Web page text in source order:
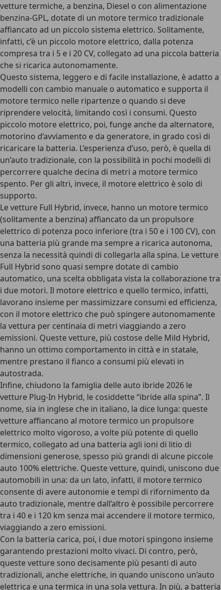
vetture termiche, a benzina, Diesel o con alimentazione
benzina-GPL, dotate di un motore termico tradizionale
affiancato ad un piccolo sistema elettrico. Solitamente,
infatti, c’è un piccolo motore elettrico, dalla potenza
compresa tra i 5 e i 20 CV, collegato ad una piccola batteria
che si ricarica autonomamente.
Questo sistema, leggero e di facile installazione, è adatto a
modelli con cambio manuale o automatico e supporta il
motore termico nelle ripartenze o quando si deve
riprendere velocità, limitando così i consumi. Questo
piccolo motore elettrico, poi, funge anche da alternatore,
motorino d’avviamento e da generatore, in grado così di
ricaricare la batteria. L’esperienza d’uso, però, è quella di
un’auto tradizionale, con la possibilità in pochi modelli di
percorrere qualche decina di metri a motore termico
spento. Per gli altri, invece, il motore elettrico è solo di
supporto.
Le vetture Full Hybrid, invece, hanno un motore termico
(solitamente a benzina) affiancato da un propulsore
elettrico di potenza poco inferiore (tra i 50 e i 100 CV), con
una batteria più grande ma sempre a ricarica autonoma,
senza la necessità quindi di collegarla alla spina. Le vetture
Full Hybrid sono quasi sempre dotate di cambio
automatico, una scelta obbligata vista la collaborazione tra
i due motori. Il motore elettrico e quello termico, infatti,
lavorano insieme per massimizzare consumi ed efficienza,
con il motore elettrico che può spingere autonomamente
la vettura per centinaia di metri viaggiando a zero
emissioni. Queste vetture, più costose delle Mild Hybrid,
hanno un ottimo comportamento in città e in statale,
mentre prestano il fianco a consumi più elevati in
autostrada.
Infine, chiudono la famiglia delle auto ibride 2026 le
vetture Plug-In Hybrid, le cosiddette “ibride alla spina”. Il
nome, sia in inglese che in italiano, la dice lunga: queste
vetture affiancano al motore termico un propulsore
elettrico molto vigoroso, a volte più potente di quello
termico, collegato ad una batteria agli ioni di litio di
dimensioni generose, spesso più grandi di alcune piccole
auto 100% elettriche. Queste vetture, quindi, uniscono due
automobili in una: da un lato, infatti, il motore termico
consente di avere autonomie e tempi di rifornimento da
auto tradizionale, mentre dall’altro è possibile percorrere
tra i 40 e i 120 km senza mai accendere il motore termico,
viaggiando a zero emissioni.
Con la batteria carica, poi, i due motori spingono insieme
garantendo prestazioni molto vivaci. Di contro, però,
queste vetture sono decisamente più pesanti di auto
tradizionali, anche elettriche, in quando uniscono un’auto
elettrica e una termica in una sola vettura. In più, a batteria